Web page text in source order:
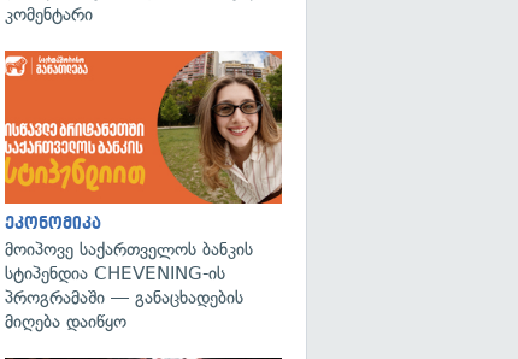
გადახედვა
კომენტარი
ეკონომიკა
მოიპოვე საქართველოს ბანკის
სტიპენდია CHEVENING-ის
პროგრამაში — განაცხადების
მიღება დაიწყო